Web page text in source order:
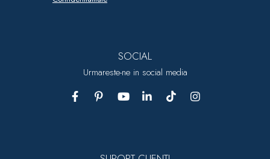
SOCIAL
Urmareste-ne in social media